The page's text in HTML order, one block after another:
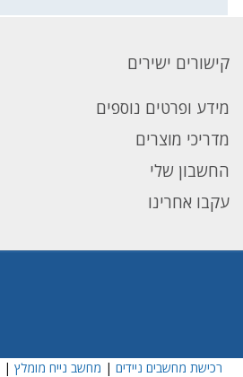
קישורים ישירים
מידע ופרטים נוספים
מדריכי מוצרים
החשבון שלי
עקבו אחרינו
רכישת מחשבים ניידים | מחשב נייח מומלץ |